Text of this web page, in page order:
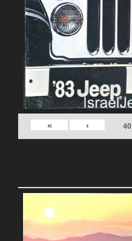
40
›
»